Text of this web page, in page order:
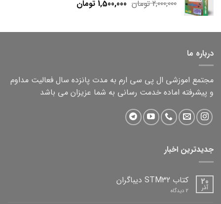
2,000,000 تومان Original
2,000,000 تومان.
1,500,000 تومانCurrent
1,500,000 تومان.
درباره ما
مجتمع اموزشی ال پی سی ارم به مدت پانزده سال فعالیت مداوم
و پیشرفته اماده خدمت رسانی به شما عزیزان می باشد
جدیدترین اخبار
20
آذر
کتاب STM32 دیباگران
2 دیدگاه برای